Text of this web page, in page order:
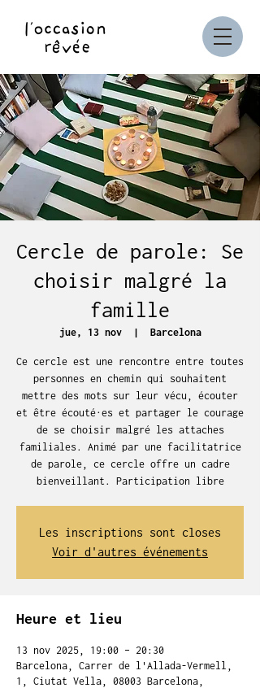
Cercle de parole: Se
choisir malgré la
famille
jue, 13 nov
  |
Barcelona
Ce cercle est une rencontre entre toutes
personnes en chemin qui souhaitent
mettre des mots sur leur vécu, écouter
et être écouté·es et partager le courage
de se choisir malgré les attaches
familiales. Animé par une facilitatrice
de parole, ce cercle offre un cadre
bienveillant. Participation libre
Les inscriptions sont closes
Voir d'autres événements
Heure et lieu
13 nov 2025, 19:00 – 20:30
Barcelona, Carrer de l'Allada-Vermell,
1, Ciutat Vella, 08003 Barcelona,